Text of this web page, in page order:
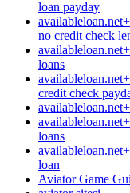
loan payday
no credit check
loans
credit check
loans
loan
Aviator Game